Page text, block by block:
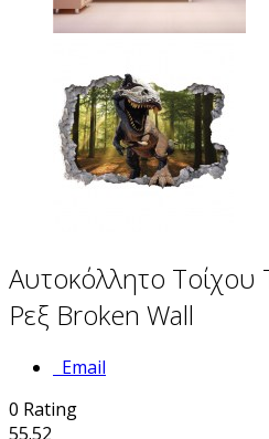
Αυτοκόλλητο
Ρεξ Broken Wall
Email
0 Rating
55.52